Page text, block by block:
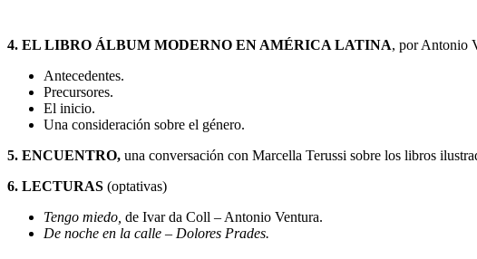
4. EL LIBRO ÁLBUM MODERNO EN AMÉRICA LATINA, por Antonio
Antecedentes.
Precursores.
El inicio.
Una consideración sobre el género.
5. ENCUENTRO, una conversación con Marcella Terussi sobre los libros
6. LECTURAS (optativas)
Tengo miedo, de Ivar da Coll – Antonio Ventura.
De noche en la calle – Dolores Prades.